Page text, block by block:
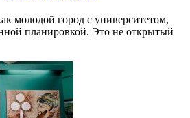
молодой город с университетом,
планировкой. Это не открытый